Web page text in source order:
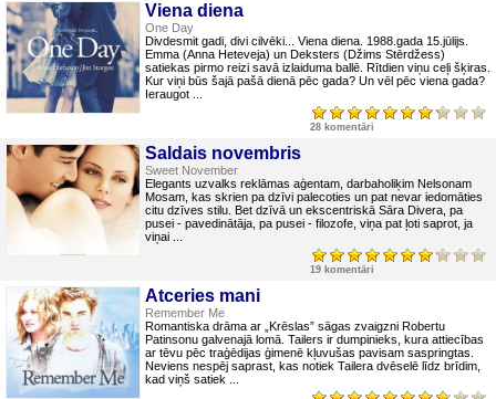
Viena diena
One Day
Divdesmit gadi, divi cilvēki... Viena diena. 1988.gada 15.jūlijs.
Emma (Anna Heteveja) un Deksters (Džims Stērdžess)
satiekas pirmo reizi savā izlaiduma ballē. Rītdien viņu ceļi šķiras.
Kur viņi būs šajā pašā dienā pēc gada? Un vēl pēc viena gada?
Ieraugot ...
28 komentāri
Saldais novembris
Sweet November
Elegants uzvalks reklāmas aģentam, darbaholiķim Nelsonam
Mosam, kas skrien pa dzīvi palecoties un pat nevar iedomāties
citu dzīves stilu. Bet dzīvā un ekscentriskā Sāra Divera, pa
pusei - pavedinātāja, pa pusei - filozofe, viņa pat ļoti saprot, ja
viņai ...
19 komentāri
Atceries mani
Remember Me
Romantiska drāma ar „Krēslas” sāgas zvaigzni Robertu
Patinsonu galvenajā lomā. Tailers ir dumpinieks, kura attiecības
ar tēvu pēc traģēdijas ģimenē kļuvušas pavisam saspringtas.
Neviens nespēj saprast, kas notiek Tailera dvēselē līdz brīdim,
kad viņš satiek ...